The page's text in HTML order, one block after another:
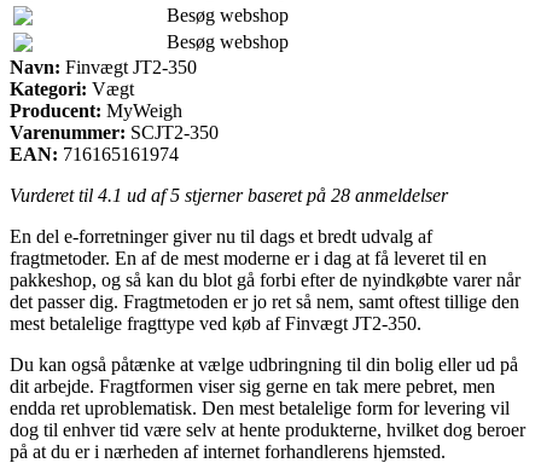
Besøg webshop
Besøg webshop
Navn: Finvægt JT2-350
Kategori: Vægt
Producent: MyWeigh
Varenummer: SCJT2-350
EAN: 716165161974
Vurderet til 4.1 ud af 5 stjerner baseret på 28 anmeldelser
En del e-forretninger giver nu til dags et bredt udvalg af
fragtmetoder. En af de mest moderne er i dag at få leveret til en
pakkeshop, og så kan du blot gå forbi efter de nyindkøbte varer når
det passer dig. Fragtmetoden er jo ret så nem, samt oftest tillige den
mest betalelige fragttype ved køb af Finvægt JT2-350.
Du kan også påtænke at vælge udbringning til din bolig eller ud på
dit arbejde. Fragtformen viser sig gerne en tak mere pebret, men
endda ret uproblematisk. Den mest betalelige form for levering vil
dog til enhver tid være selv at hente produkterne, hvilket dog beroer
på at du er i nærheden af internet forhandlerens hjemsted.